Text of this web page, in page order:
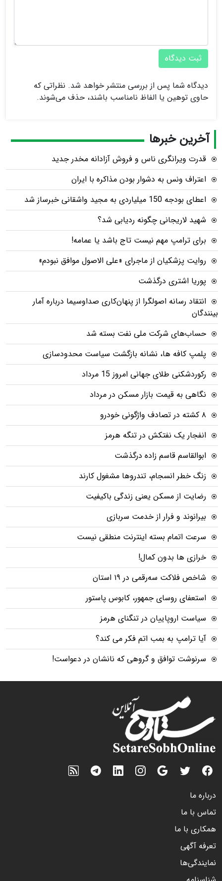
ثبت دیدگاه
دیدگاه شما پس از بررسی منتشر خواهد شد. نظراتی که
حاوی توهین یا الفاظ نامناسب باشند، حذف می‌شوند.
آخرین خبرها
قدرت ویرانگری ناس و فروش آزادانه مخدر جدید
اعتراف ونس به دشوار بودن مذاکره با ایران
اعطای بودجه 150 میلیاردی به مجید واشقانی خبرساز شد
شهید لاریجانی چگونه ردیابی شد؟
برای ترامپ مهم نیست تاج باشد یا عمامه!
روایت پزشکیان از ماجرای «علی الاصول موافق نبودم»
پوریا اشتری درگذشت
انتقاد رسانه اصولگرا از پنهان‌کاری صداوسیما درباره آمار
بینندگان
حساب‌های شرکت ملی نفت بسته شد
پلمپ کافه ها، نشانه بازگشت سیاست محدودسازی
رکوردشکنی طلای جهانی امروز 15 مرداد
نگاهی به قیمت بازار مسکن در مرداد
۸ کشته در تصادف واژگونی خودرو
انفجار یک نفتکش در تنگه هرمز
ابوالقاسم قاسم زاده درگذشت
زنگ خطر انسجام، تندروها مشغول کارند
رضایت از مسکن یعنی زندگی باکیفیت
بیرانوند و فرار از خدمت سربازی
سرعت اتمام بسته‌ اینترنت منطقی نیست
خرازی ها بدون کمال!
شاخص فلاکت سه‌رقمی در ۱۹ استان
استعفای روسای جمهور، کابوس پاستور
سیاست اروپاییان در تنگنای هرمز
آیا ترامپ به بمب اتم فکر می کند؟
سرنوشت توافق و گروهی که نانشان در دعواست!
درباره ما
تماس با ما
همکاری با ما
تعرفه آگهی
نمایندگی‌ها